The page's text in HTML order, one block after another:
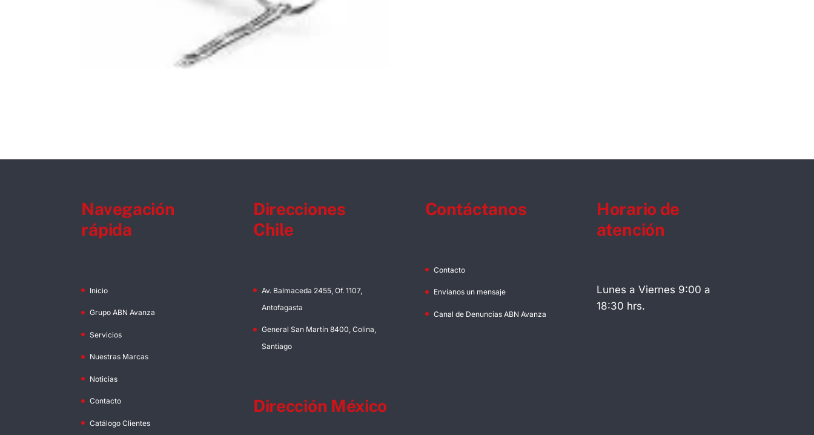
Navegación
rápida
Inicio
Grupo ABN Avanza
Servicios
Nuestras Marcas
Noticias
Contacto
Catálogo Clientes
Direcciones
Chile
Av. Balmaceda 2455, Of. 1107,
Antofagasta
General San Martín 8400, Colina,
Santiago
Dirección México
Contáctanos
Contacto
Envíanos un mensaje
Canal de Denuncias ABN Avanza
Horario de
atención
Lunes a Viernes 9:00 a
18:30 hrs.